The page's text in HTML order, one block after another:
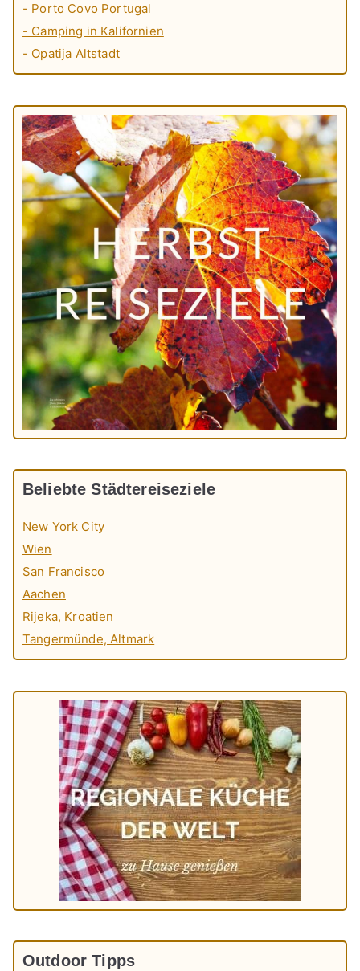
- Porto Covo Portugal
- Camping in Kalifornien
- Opatija Altstadt
Beliebte Städtereiseziele
New York City
Wien
San Francisco
Aachen
Rijeka, Kroatien
Tangermünde, Altmark
Outdoor Tipps